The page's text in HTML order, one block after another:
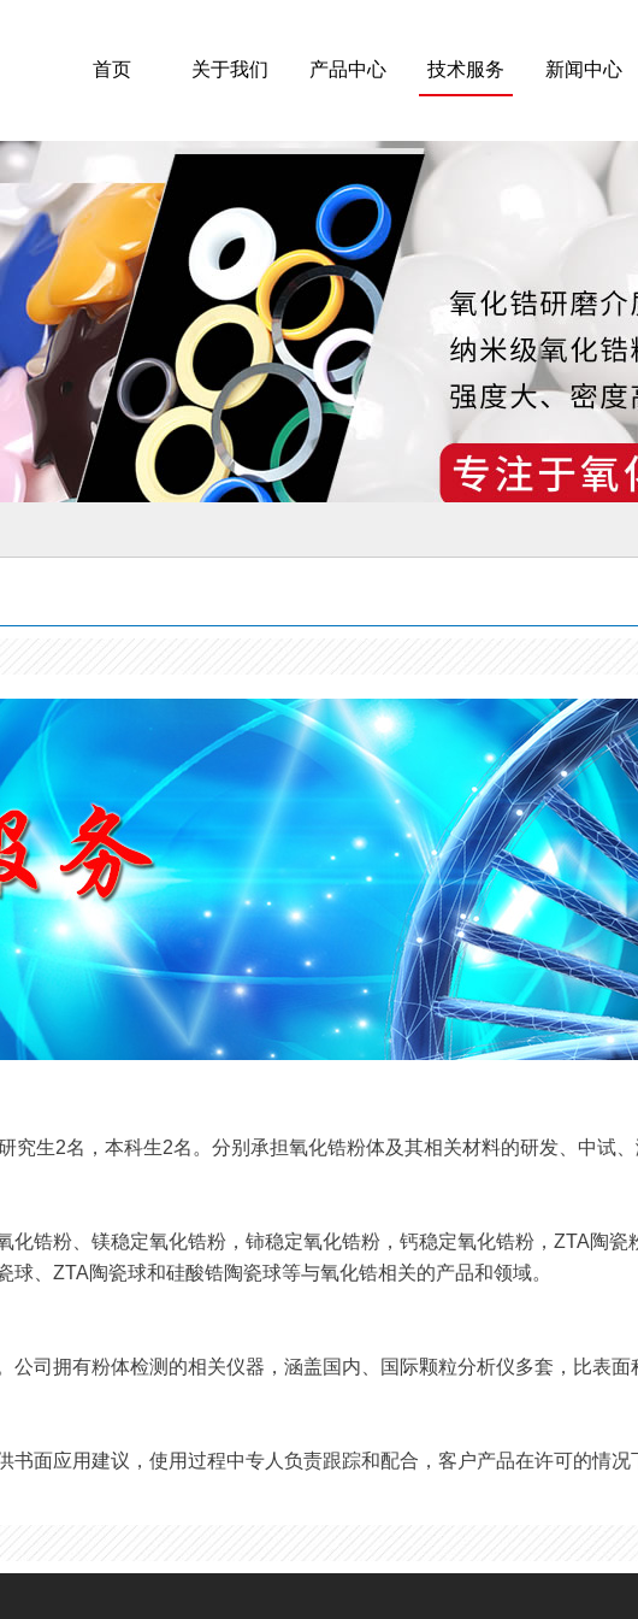
首页 关于我们 产品中心 技术服务 新闻中心
生2名，本科生2名。分别承担氧化锆粉体及其相关材料的研发、中试、
化锆粉、镁稳定氧化锆粉，铈稳定氧化锆粉，钙稳定氧化锆粉，ZTA陶
、ZTA陶瓷球和硅酸锆陶瓷球等与氧化锆相关的产品和领域。
公司拥有粉体检测的相关仪器，涵盖国内、国际颗粒分析仪多套，比表
面应用建议，使用过程中专人负责跟踪和配合，客户产品在许可的情况